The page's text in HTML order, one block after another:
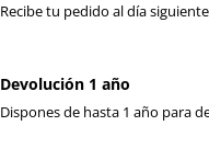
Recibe tu pedido al día
Devolución 1 año
Dispones de hasta 1 año para